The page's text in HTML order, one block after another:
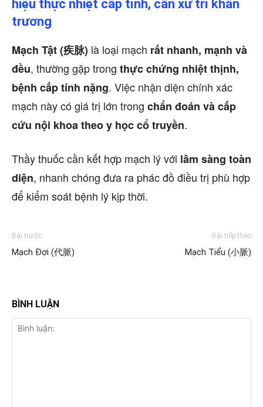
hiệu thực nhiệt cấp tính, cần xử trí khẩn
trương
Mạch Tật (疾脉) là loại mạch rất nhanh, mạnh và
đều, thường gặp trong thực chứng nhiệt thịnh,
bệnh cấp tính nặng. Việc nhận diện chính xác
mạch này có giá trị lớn trong chẩn đoán và cấp
cứu nội khoa theo y học cổ truyền.
Thầy thuốc cần kết hợp mạch lý với lâm sàng toàn
diện, nhanh chóng đưa ra phác đồ điều trị phù hợp
để kiểm soát bệnh lý kịp thời.
Bài trước
Mạch Đợi (代脈)
Bài tiếp theo
Mạch Tiểu (小脈)
BÌNH LUẬN